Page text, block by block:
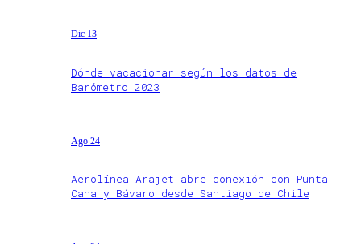
Dic 13
Dónde vacacionar según los datos de
Barómetro 2023
Ago 24
Aerolínea Arajet abre conexión con Punta
Cana y Bávaro desde Santiago de Chile